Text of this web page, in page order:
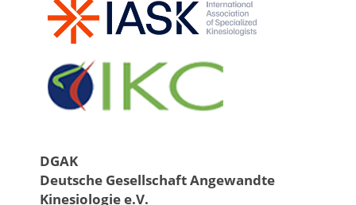
DGAK
Deutsche Gesellschaft Angewandte
Kinesiologie e.V.